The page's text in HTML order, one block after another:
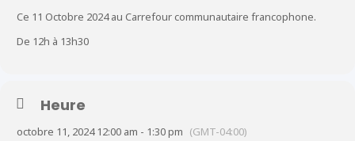
Ce 11 Octobre 2024 au Carrefour communautaire francophone.
De 12h à 13h30
Heure
octobre 11, 2024 12:00 am - 1:30 pm (GMT-04:00)